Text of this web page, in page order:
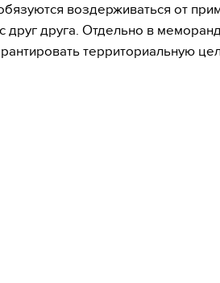
воздерживаться от
друг друга. Отдельно в
территориальную